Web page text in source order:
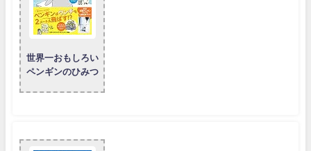
世界一おもしろい
ペンギンのひみつ